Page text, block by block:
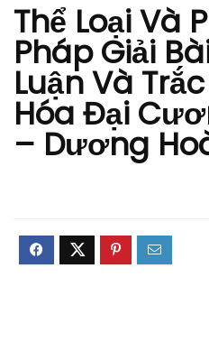
Thể Loại Và
Pháp Giải
Luận Và
Hóa Đại
– Dương